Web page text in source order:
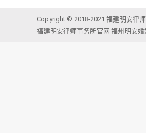
Copyright © 2018-2021 福建明安律
福建明安律师事务所官网 福州明安婚